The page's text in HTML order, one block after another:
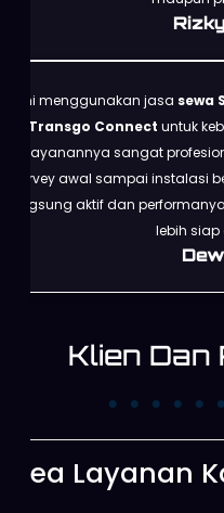
Kami menggunakan jasa sewa
Transgo Connect untuk
Pelayanannya sangat
survey awal sampai instalasi
langsung aktif dan
lebih siap
Klien Dan
Area Layanan